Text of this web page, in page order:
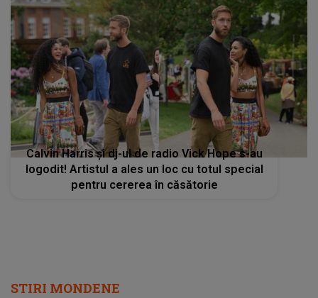
Calvin Harris și dj-ul de radio Vick Hope s-au
logodit! Artistul a ales un loc cu totul special
pentru cererea în căsătorie
STIRI MONDENE